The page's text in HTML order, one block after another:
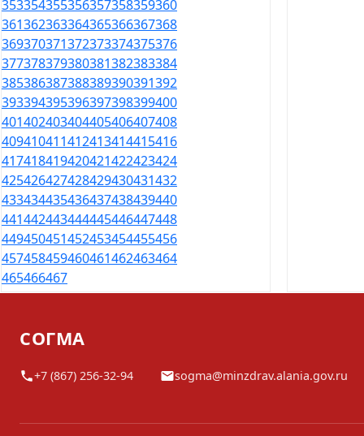
353354355356357358359360
361362363364365366367368
369370371372373374375376
377378379380381382383384
385386387388389390391392
393394395396397398399400
401402403404405406407408
409410411412413414415416
417418419420421422423424
425426427428429430431432
433434435436437438439440
441442443444445446447448
449450451452453454455456
457458459460461462463464
465466467
СОГМА
+7 (867) 256-32-94 sogma@minzdrav.alania.gov.ru